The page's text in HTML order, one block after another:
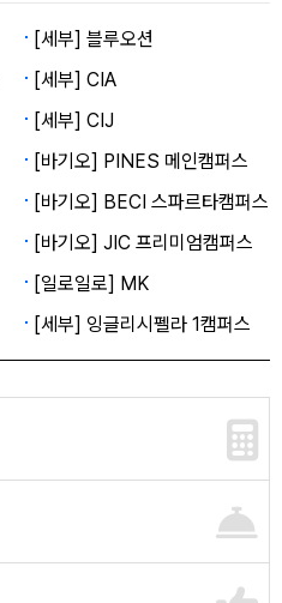
[세부] 블루오션
[세부] CIA
[세부] CIJ
[바기오] PINES 메인캠퍼스
[바기오] BECI 스파르타캠퍼스
[바기오] JIC 프리미엄캠퍼스
[일로일로] MK
[세부] 잉글리시펠라 1캠퍼스